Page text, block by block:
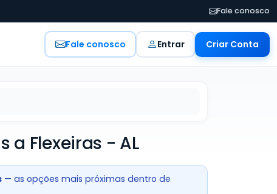
Fale conosco
Fale conosco Entrar Criar Conta
a Flexeiras - AL
— as opções mais próximas dentro de